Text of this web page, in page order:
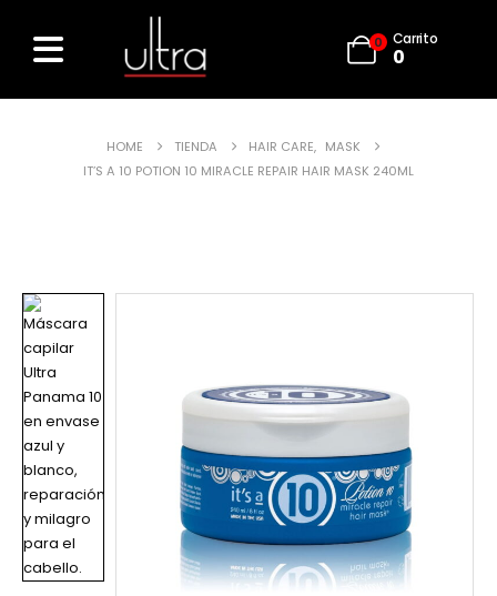
0 Carrito
0
HOME TIENDA HAIR CARE, MASK
IT’S A 10 POTION 10 MIRACLE REPAIR HAIR MASK 240ML